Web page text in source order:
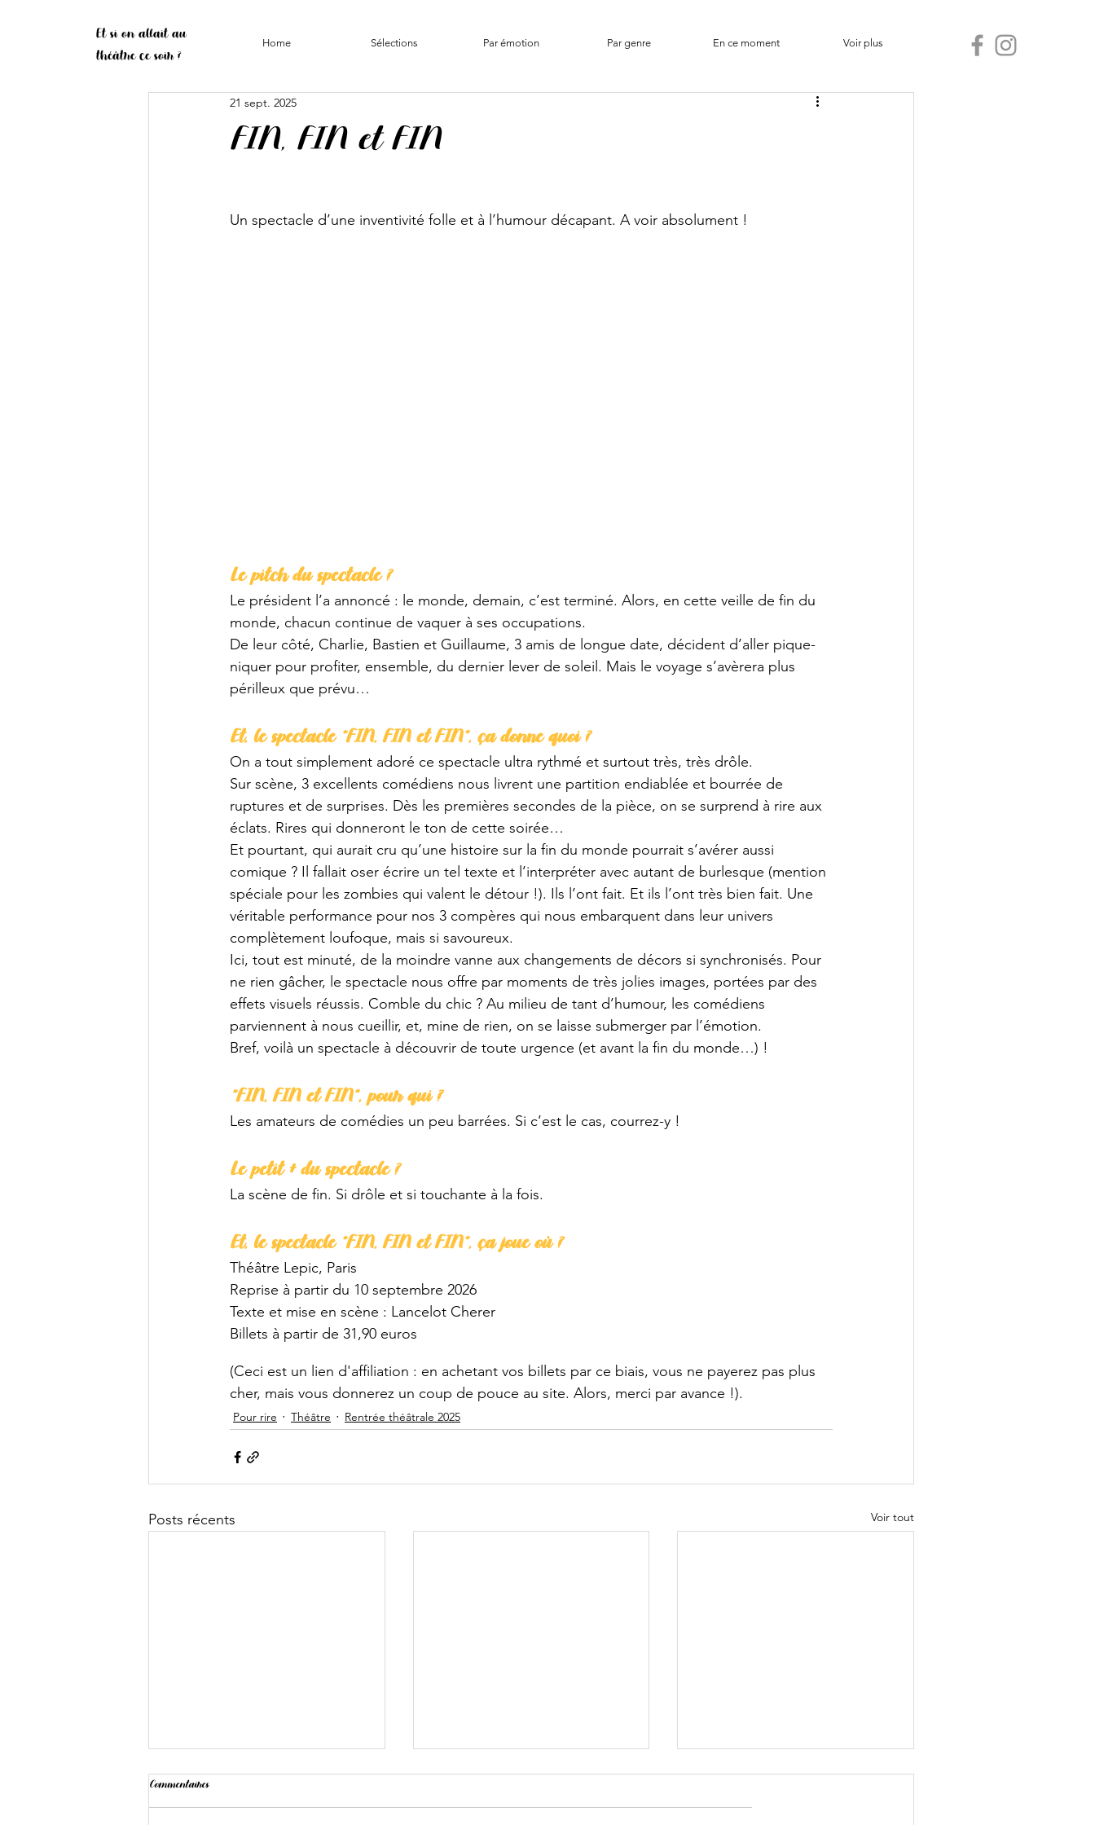
Et si on allait au
théâtre ce soir ?
Home Sélections Par émotion Par genre En ce moment Voir plus
FIN, FIN et FIN
21 sept. 2025
Un spectacle d’une inventivité folle et à l’humour décapant. A voir absolument !
Le pitch du spectacle ?
Le président l’a annoncé : le monde, demain, c’est terminé. Alors, en cette veille de fin du
monde, chacun continue de vaquer à ses occupations.
De leur côté, Charlie, Bastien et Guillaume, 3 amis de longue date, décident d’aller pique-
niquer pour profiter, ensemble, du dernier lever de soleil. Mais le voyage s’avèrera plus
périlleux que prévu…
Et, le spectacle “FIN, FIN et FIN”, ça donne quoi ?
On a tout simplement adoré ce spectacle ultra rythmé et surtout très, très drôle.
Sur scène, 3 excellents comédiens nous livrent une partition endiablée et bourrée de
ruptures et de surprises. Dès les premières secondes de la pièce, on se surprend à rire aux
éclats. Rires qui donneront le ton de cette soirée…
Et pourtant, qui aurait cru qu’une histoire sur la fin du monde pourrait s’avérer aussi
comique ? Il fallait oser écrire un tel texte et l’interpréter avec autant de burlesque (mention
spéciale pour les zombies qui valent le détour !). Ils l’ont fait. Et ils l’ont très bien fait. Une
véritable performance pour nos 3 compères qui nous embarquent dans leur univers
complètement loufoque, mais si savoureux.
Ici, tout est minuté, de la moindre vanne aux changements de décors si synchronisés. Pour
ne rien gâcher, le spectacle nous offre par moments de très jolies images, portées par des
effets visuels réussis. Comble du chic ? Au milieu de tant d’humour, les comédiens
parviennent à nous cueillir, et, mine de rien, on se laisse submerger par l’émotion.
Bref, voilà un spectacle à découvrir de toute urgence (et avant la fin du monde…) !
“FIN, FIN et FIN”, pour qui ?
Les amateurs de comédies un peu barrées. Si c’est le cas, courrez-y !
Le petit + du spectacle ?
La scène de fin. Si drôle et si touchante à la fois.
Et, le spectacle “FIN, FIN et FIN”, ça joue où ?
Théâtre Lepic, Paris
Reprise à partir du 10 septembre 2026
Texte et mise en scène : Lancelot Cherer
Billets à partir de 31,90 euros
(Ceci est un lien d'affiliation : en achetant vos billets par ce biais, vous ne payerez pas plus
cher, mais vous donnerez un coup de pouce au site. Alors, merci par avance !).
Pour rire Théâtre Rentrée théâtrale 2025
Posts récents Voir tout
Commentaires